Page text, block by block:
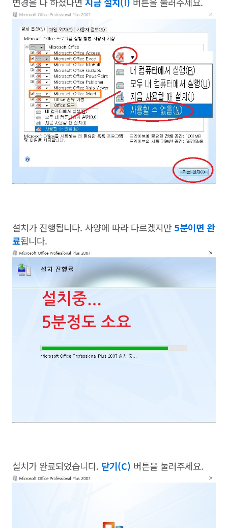
설치가 진행됩니다. 사양에 따라 다르겠지만 5분이면 완
료됩니다.
설치가 완료되었습니다. 닫기(C) 버튼을 눌러주세요.